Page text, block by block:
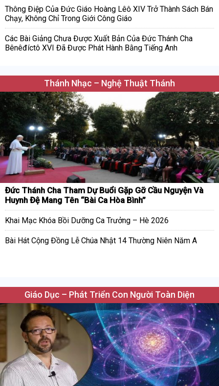
Thông Điệp Của Đức Giáo Hoàng Lêô XIV Trở Thành Sách Bán
Chạy, Không Chỉ Trong Giới Công Giáo
Các Bài Giảng Chưa Được Xuất Bản Của Đức Thánh Cha
Bênêđíctô XVI Đã Được Phát Hành Bằng Tiếng Anh
Thánh Nhạc – Nghệ Thuật Thánh
Đức Thánh Cha Tham Dự Buổi Gặp Gỡ Cầu Nguyện Và
Huynh Đệ Mang Tên “Bài Ca Hòa Bình”
Khai Mạc Khóa Bồi Dưỡng Ca Trưởng – Hè 2026
Bài Hát Cộng Đồng Lễ Chúa Nhật 14 Thường Niên Năm A
Giáo Dục – Phát Triển Con Người Toàn Diện